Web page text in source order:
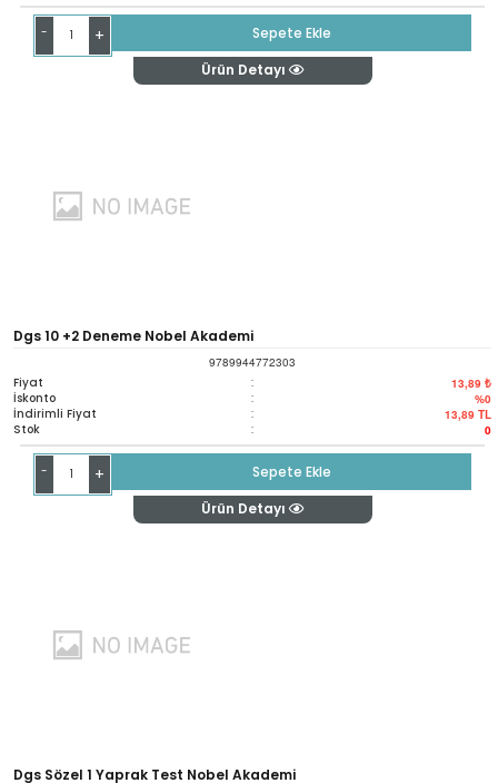
- +
Sepete Ekle
Ürün Detayı
Dgs 10 +2 Deneme Nobel Akademi
9789944772303
Fiyat : 13,89 ₺
İskonto : %0
İndirimli Fiyat : 13,89 TL
Stok : 0
- +
Sepete Ekle
Ürün Detayı
Dgs Sözel 1 Yaprak Test Nobel Akademi